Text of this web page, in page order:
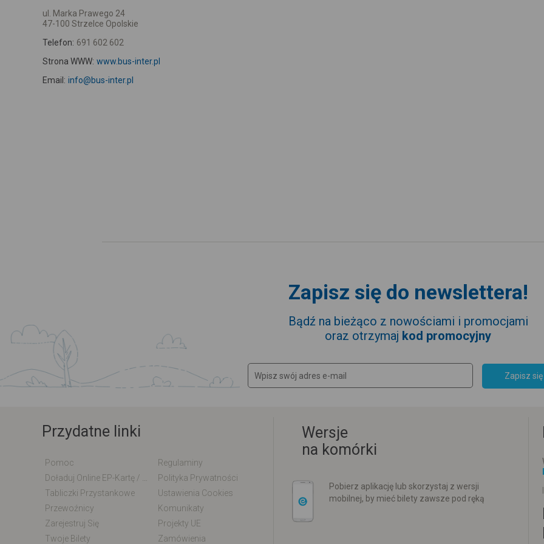
ul. Marka Prawego 24
47-100 Strzelce Opolskie
Telefon: 691 602 602
Strona WWW: www.bus-inter.pl
Email: info@bus-inter.pl
Zapisz się do newslettera!
Bądź na bieżąco z nowościami i promocjami
oraz otrzymaj kod promocyjny
Zapisz się
Przydatne linki
Pomoc
Regulaminy
Polityka Prywatności
Tabliczki Przystankowe
Ustawienia Cookies
Przewoźnicy
Komunikaty
Zarejestruj Się
Projekty UE
Twoje Bilety
Zamówienia
Wersje
na komórki
Pobierz aplikację lub skorzystaj z wersji
mobilnej, by mieć bilety zawsze pod ręką